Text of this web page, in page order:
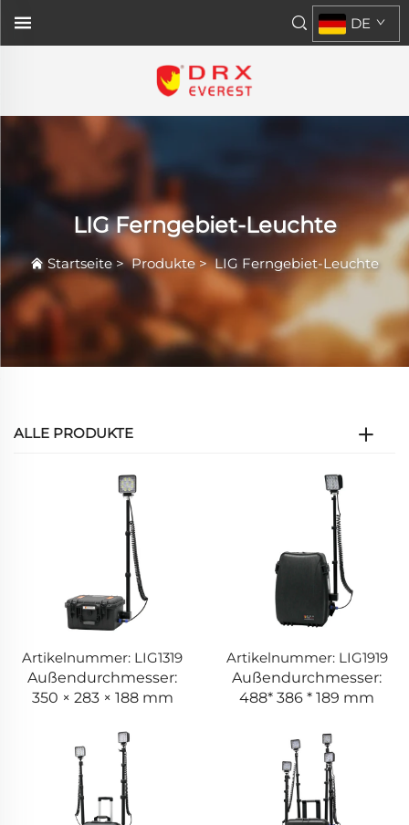
DE
LIG Ferngebiet-Leuchte
Startseite >Produkte >LIG Ferngebiet-Leuchte
ALLE PRODUKTE
Artikelnummer: LIG1319
Außendurchmesser:
350 × 283 × 188 mm
Artikelnummer: LIG1919
Außendurchmesser:
488* 386 * 189 mm